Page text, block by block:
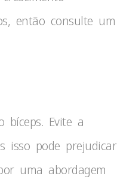
então consulte um
bíceps. Evite a
isso pode prejudicar
uma abordagem